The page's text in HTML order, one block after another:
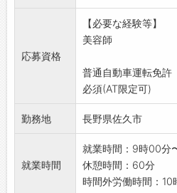
応募資格
【必要な経験等】
美容師
普通自動車運転免許
必須(AT限定可)
勤務地 長野県佐久市
就業時間
就業時間：9時00分
休憩時間：60分
時間外労働時間：10